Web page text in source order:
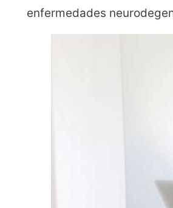
enfermedades